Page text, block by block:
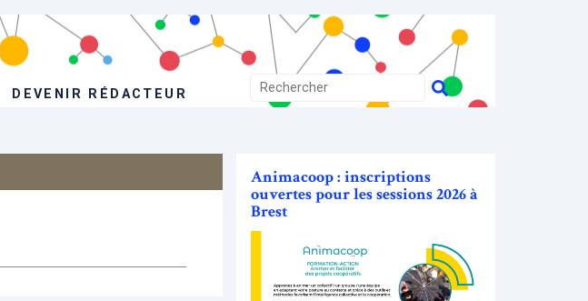
DEVENIR RÉDACTEUR
Animacoop : inscriptions
ouvertes pour les sessions 2026 à
Brest